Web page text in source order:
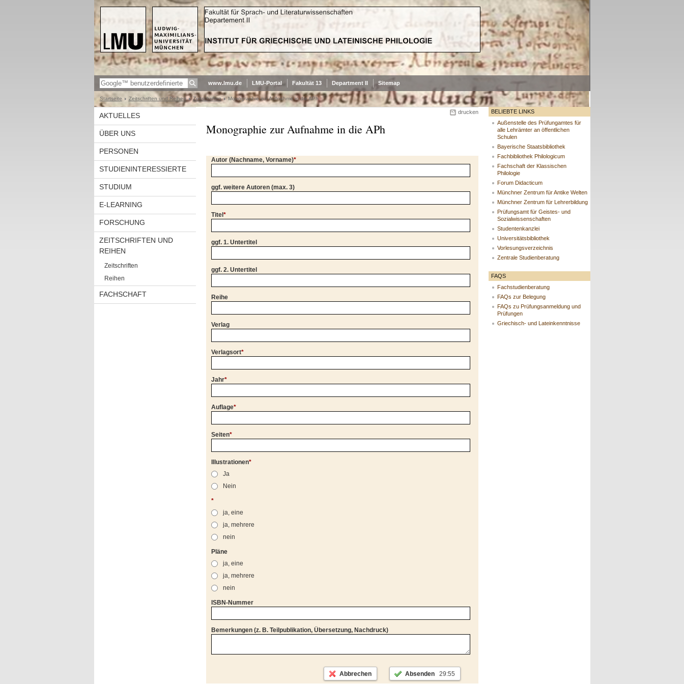
www.lmu.de LMU-Portal Fakultät 13 Department II Sitemap
Startseite Zeitschriften und Reihen Zeitschriften Monographie zur Aufnahme in die APh
AKTUELLES
ÜBER UNS
PERSONEN
STUDIENINTERESSIERTE
STUDIUM
E-LEARNING
FORSCHUNG
ZEITSCHRIFTEN UND
REIHEN
Zeitschriften
Reihen
FACHSCHAFT
drucken
Monographie zur Aufnahme in die APh
Autor (Nachname, Vorname)*
ggf. weitere Autoren (max. 3)
Titel*
ggf. 1. Untertitel
ggf. 2. Untertitel
Reihe
Verlag
Verlagsort*
Jahr*
Auflage*
Seiten*
Illustrationen*
Ja
Nein
*
ja, eine
ja, mehrere
nein
Pläne
ja, eine
ja, mehrere
nein
ISBN-Nummer
Bemerkungen (z. B. Teilpublikation, Übersetzung, Nachdruck)
Absenden 29:55
Abbrechen
BELIEBTE LINKS
Außenstelle des Prüfungamtes für
alle Lehrämter an öffentlichen
Schulen
Bayerische Staatsbibliothek
Fachbibliothek Philologicum
Fachschaft der Klassischen
Philologie
Forum Didacticum
Münchner Zentrum für Antike Welten
Münchner Zentrum für Lehrerbildung
Prüfungsamt für Geistes- und
Sozialwissenschaften
Studentenkanzlei
Universitätsbibliothek
Vorlesungsverzeichnis
Zentrale Studienberatung
FAQS
Fachstudienberatung
FAQs zur Belegung
FAQs zu Prüfungsanmeldung und
Prüfungen
Griechisch- und Lateinkenntnisse